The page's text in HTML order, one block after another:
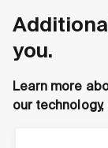
you.
Learn more
our